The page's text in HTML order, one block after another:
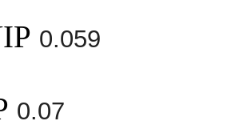
0.059
0.07